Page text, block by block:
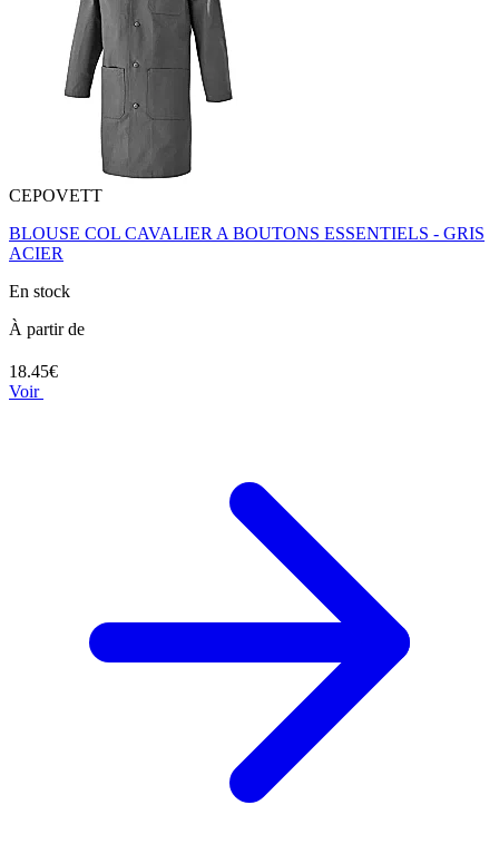
CEPOVETT
BLOUSE COL CAVALIER A BOUTONS ESSENTIELS - GRIS
ACIER
En stock
À partir de
18.45€
Voir